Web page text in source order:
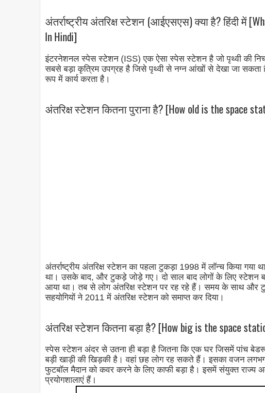
अंतर्राष्ट्रीय अंतरिक्ष स्टेशन (आईएसएस) क्या है? हिंदी में
In Hindi]
इंटरनेशनल स्पेस स्टेशन (ISS) एक ऐसा स्पेस स्टेशन है जो पृथ्वी की
सबसे बड़ा कृत्रिम उपग्रह है जिसे पृथ्वी से नग्न आंखों से देखा जा
रूप में कार्य करता है।
अंतरिक्ष स्टेशन कितना पुराना है? [How old is the space
अंतर्राष्ट्रीय अंतरिक्ष स्टेशन का पहला टुकड़ा 1998 में लॉन्च किया
था। उसके बाद, और टुकड़े जोड़े गए। दो साल बाद लोगों के लिए
आया था। तब से लोग अंतरिक्ष स्टेशन पर रह रहे हैं। समय के साथ और
सहयोगियों ने 2011 में अंतरिक्ष स्टेशन को समाप्त कर दिया।
अंतरिक्ष स्टेशन कितना बड़ा है? [How big is the space
स्पेस स्टेशन अंदर से उतना ही बड़ा है जितना कि एक घर जिसमें पांच
बड़ी खाड़ी की खिड़की है। वहां छह लोग रह सकते हैं। इसका वजन
फुटबॉल मैदान को कवर करने के लिए काफी बड़ा है। इसमें संयुक्त राज्य
प्रयोगशालाएं हैं।